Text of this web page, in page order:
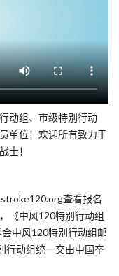
动组、市级特别行动
单位！欢迎所有致力于
士！
查看报名
《中风120特别行动组
中风120特别行动组邮
行动组统一交由中国卒